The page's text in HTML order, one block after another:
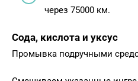
через 75000 км.
Сода, кислота и уксус
Промывка подручными